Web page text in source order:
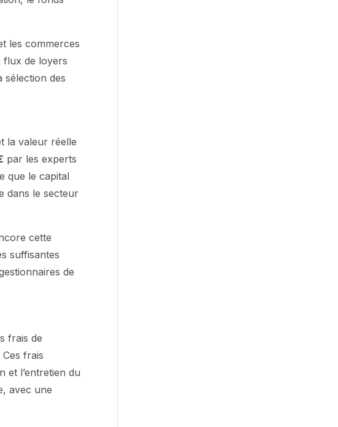
les commerces
flux de loyers
sélection des
la valeur réelle
par les experts
que le capital
dans le secteur
cette
suffisantes
de
frais de
frais
et l’entretien du
avec une